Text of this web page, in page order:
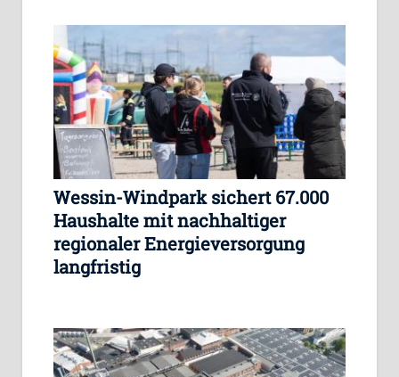
Wessin-Windpark sichert 67.000
Haushalte mit nachhaltiger
regionaler Energieversorgung
langfristig